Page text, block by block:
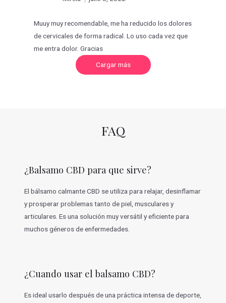
con5de 5
Muuy muy recomendable, me ha reducido los dolores
de cervicales de forma radical. Lo uso cada vez que
me entra dolor. Gracias
Cargar másC
r
i
o
e
s
FAQ
¿Balsamo CBD para que sirve?
El bálsamo calmante CBD se utiliza para relajar, desinflamar
y prosperar problemas tanto de piel, musculares y
articulares. Es una solución muy versátil y eficiente para
muchos géneros de enfermedades.
¿Cuando usar el balsamo CBD?
Es ideal usarlo después de una práctica intensa de deporte,